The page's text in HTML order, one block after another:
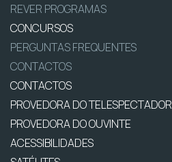
REVER PROGRAMAS
CONCURSOS
PERGUNTAS FREQUENTES
CONTACTOS
CONTACTOS
PROVEDORA DO TELESPECTADOR
PROVEDORA DO OUVINTE
ACESSIBILIDADES